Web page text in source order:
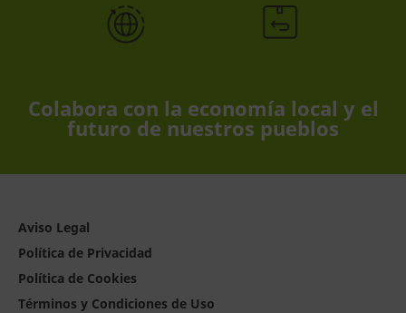
Colabora con la economía local y el
futuro de nuestros pueblos
Aviso Legal
Política de Privacidad
Política de Cookies
Términos y Condiciones de Uso